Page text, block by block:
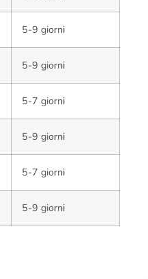
5-9 giorni
5-9 giorni
5-7 giorni
5-9 giorni
5-7 giorni
5-9 giorni